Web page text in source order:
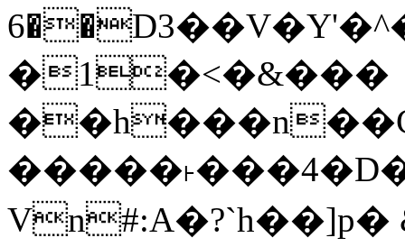
�1�<�&���
Vn#:A�?`h��]p�